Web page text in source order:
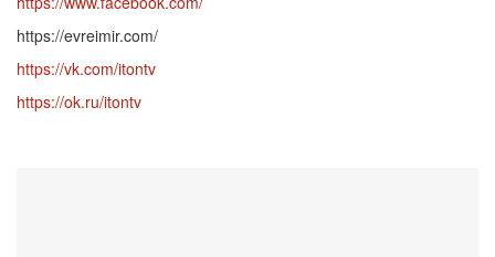
https://evreimir.com/
https://vk.com/itontv
https://ok.ru/itontv